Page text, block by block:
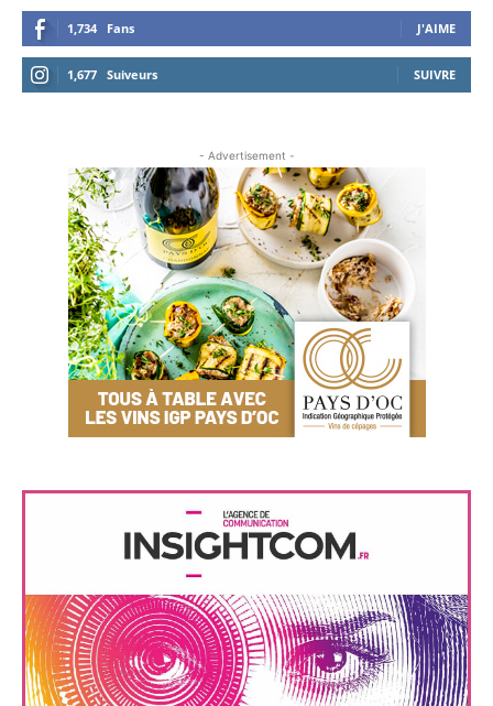
1,734 Fans J'AIME
1,677 Suiveurs SUIVRE
- Advertisement -